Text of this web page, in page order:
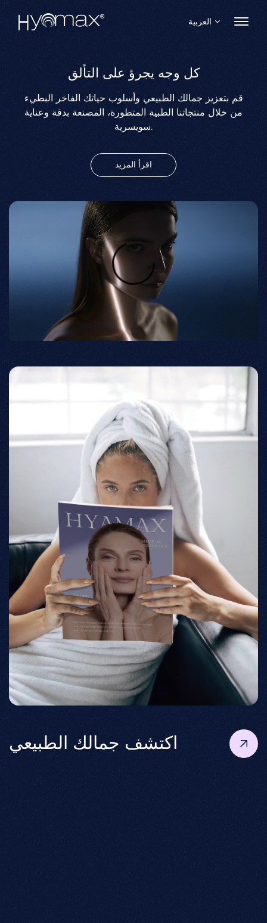
العربية
English
Français
Español
Pусский
Português
كل وجه يجرؤ على التألق
قم بتعزيز جمالك الطبيعي وأسلوب حياتك الفاخر البطيء
من خلال منتجاتنا الطبية المتطورة، المصنعة بدقة وعناية
سويسرية.
اقرأ المزيد
اكتشف جمالك الطبيعي